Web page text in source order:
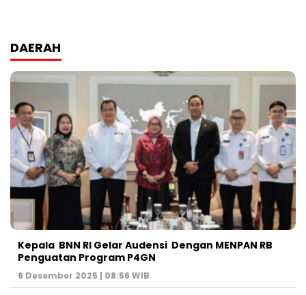
DAERAH
Kepala BNN RI Gelar Audensi Dengan MENPAN RB
Penguatan Program P4GN
6 Desember 2025 | 08:56 WIB